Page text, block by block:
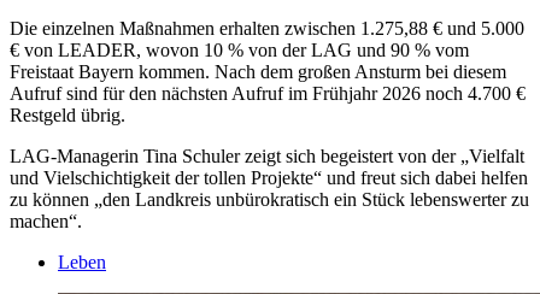
Die einzelnen Maßnahmen erhalten zwischen 1.275,88 € und 5.000
€ von LEADER, wovon 10 % von der LAG und 90 % vom
Freistaat Bayern kommen. Nach dem großen Ansturm bei diesem
Aufruf sind für den nächsten Aufruf im Frühjahr 2026 noch 4.700 €
Restgeld übrig.
LAG-Managerin Tina Schuler zeigt sich begeistert von der „Vielfalt
und Vielschichtigkeit der tollen Projekte“ und freut sich dabei helfen
zu können „den Landkreis unbürokratisch ein Stück lebenswerter zu
machen“.
Leben